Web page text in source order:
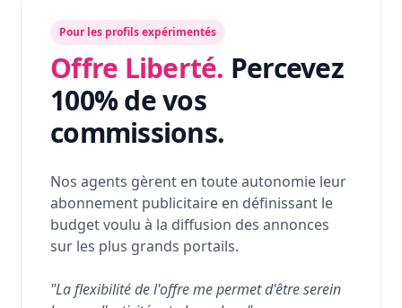
Pour les profils expérimentés
Offre Liberté. Percevez
100% de vos
commissions.
Nos agents gèrent en toute autonomie leur
abonnement publicitaire en définissant le
budget voulu à la diffusion des annonces
sur les plus grands portails.
"La flexibilité de l'offre me permet d'être serein